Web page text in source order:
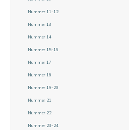
Nummer 11-12
Nummer 13
Nummer 14
Nummer 15-16
Nummer 17
Nummer 18
Nummer 19-20
Nummer 21
Nummer 22
Nummer 23-24